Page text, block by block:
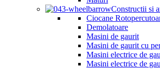
Constructii si
Ciocane
Demolatoare
Masini de gaurit
Masini de gaurit cu
Masini electrice de
Masini electrice de